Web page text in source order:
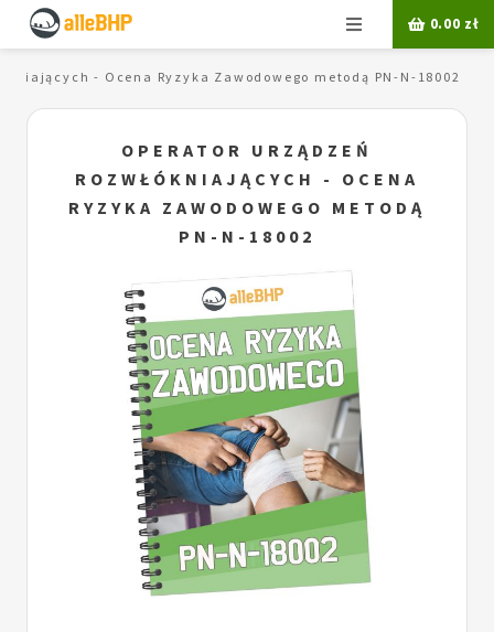
Menu 0.00 zł
- Ocena Ryzyka Zawodowego metodą PN-N-18002
OPERATOR URZĄDZEŃ
ROZWŁÓKNIAJĄCYCH - OCENA
RYZYKA ZAWODOWEGO METODĄ
PN-N-18002